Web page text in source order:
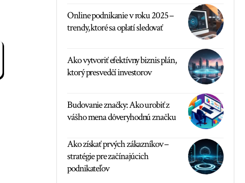
Online podnikanie v roku 2025 –
trendy, ktoré sa oplatí sledovať
Ako vytvoriť efektívny biznis plán,
ktorý presvedčí investorov
Budovanie značky: Ako urobiť z
vášho mena dôveryhodnú značku
Ako získať prvých zákazníkov –
stratégie pre začínajúcich
podnikateľov